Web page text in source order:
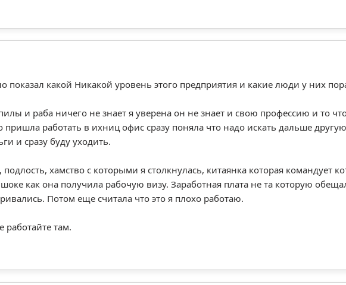
показал какой Никакой уровень этого предприятия и какие люди у них
и раба ничего не знает я уверена он не знает и свою профессию и то
пришла работать в ихниц офис сразу поняла что надо искать дальше
и сразу буду уходить.
хамство с которыми я столкнулась, китаянка которая командует
как она получила рабочую визу. Заработная плата не та которую
Потом еще считала что это я плохо работаю.
работайте там.